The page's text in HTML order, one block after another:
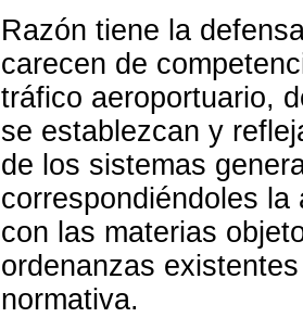
Razón tiene la
carecen de
tráfico aeroportuario,
se establezcan y
de los sistemas
correspondiéndoles
con las materias
ordenanzas
normativa.